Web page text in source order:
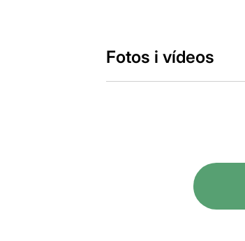
Fotos i vídeos